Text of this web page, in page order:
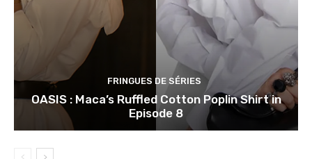
FRINGUES DE SÉRIES
OASIS : Maca’s Ruffled Cotton Poplin Shirt in
Episode 8